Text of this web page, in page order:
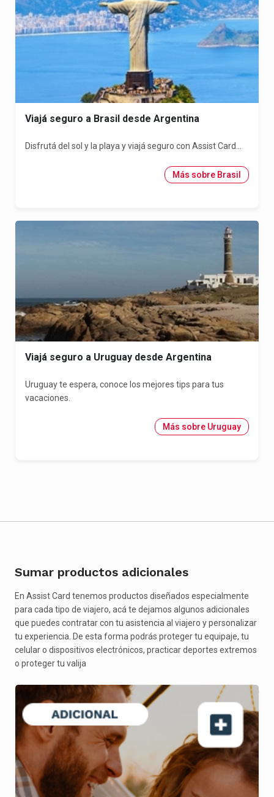
Viajá seguro a Brasil desde Argentina
Disfrutá del sol y la playa y viajá seguro con Assist Card...
Más sobre Brasil
Viajá seguro a Uruguay desde Argentina
Uruguay te espera, conoce los mejores tips para tus
vacaciones.
Más sobre Uruguay
Sumar productos adicionales
En Assist Card tenemos productos diseñados especialmente
para cada tipo de viajero, acá te dejamos algunos adicionales
que puedes contratar con tu asistencia al viajero y personalizar
tu experiencia. De esta forma podrás proteger tu equipaje, tu
celular o dispositivos electrónicos, practicar deportes extremos
o proteger tu valija